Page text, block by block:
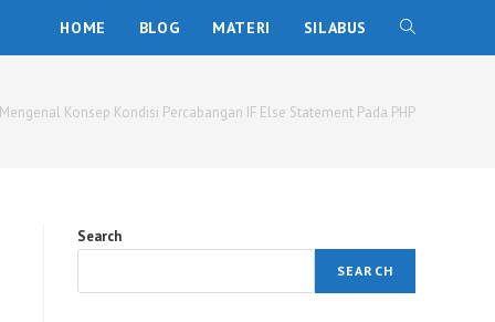
HOME BLOG MATERI SILABUS
Mengenal Konsep Kondisi Percabangan IF Else Statement Pada PHP
Search
SEARCH